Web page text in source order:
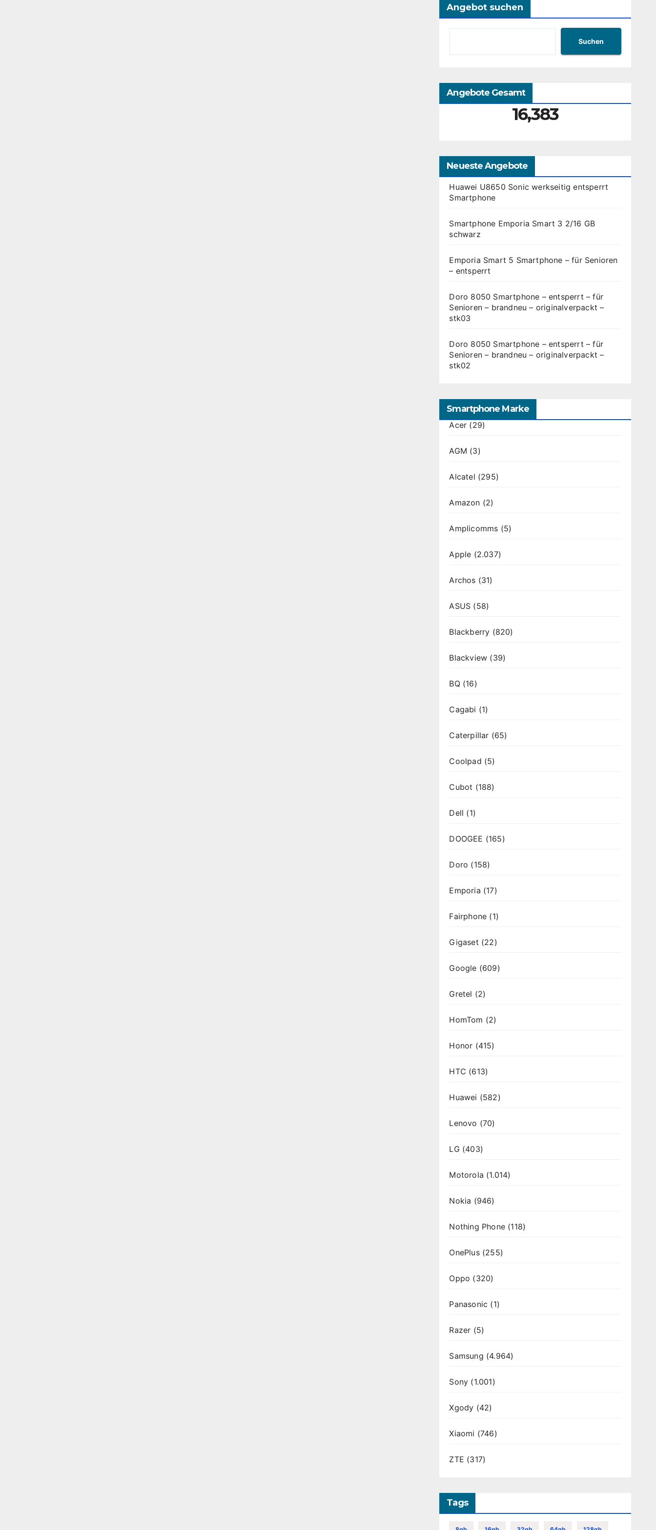
Angebot suchen
Suchen
Angebote Gesamt
16,383
Neueste Angebote
Huawei U8650 Sonic werkseitig entsperrt
Smartphone
Smartphone Emporia Smart 3 2/16 GB
schwarz
Emporia Smart 5 Smartphone – für Senioren
– entsperrt
Doro 8050 Smartphone – entsperrt – für
Senioren – brandneu – originalverpackt –
stk03
Doro 8050 Smartphone – entsperrt – für
Senioren – brandneu – originalverpackt –
stk02
Smartphone Marke
Acer (29)
AGM (3)
Alcatel (295)
Amazon (2)
Amplicomms (5)
Apple (2.037)
Archos (31)
ASUS (58)
Blackberry (820)
Blackview (39)
BQ(16)
Cagabi (1)
Caterpillar (65)
Coolpad (5)
Cubot (188)
Dell (1)
DOOGEE (165)
Doro (158)
Emporia (17)
Fairphone (1)
Gigaset (22)
Google (609)
Gretel (2)
HomTom (2)
Honor (415)
HTC (613)
Huawei (582)
Lenovo (70)
LG (403)
Motorola (1.014)
Nokia (946)
Nothing Phone(118)
OnePlus(255)
Oppo (320)
Panasonic (1)
Razer (5)
Samsung (4.964)
Sony (1.001)
Xgody (42)
Xiaomi (746)
ZTE (317)
Tags